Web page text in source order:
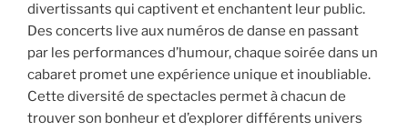
divertissants qui captivent et enchantent leur public.
Des concerts live aux numéros de danse en passant
par les performances d’humour, chaque soirée dans un
cabaret promet une expérience unique et inoubliable.
Cette diversité de spectacles permet à chacun de
trouver son bonheur et d’explorer différents univers